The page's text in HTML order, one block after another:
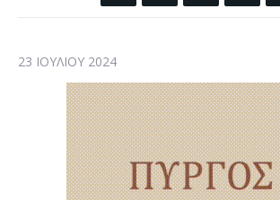
23 ΙΟΥΛΊΟΥ 2024